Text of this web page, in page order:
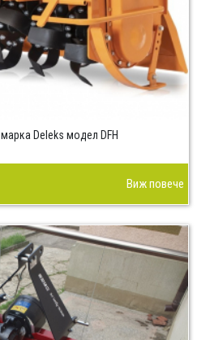
Deleks модел DFH
Виж повече